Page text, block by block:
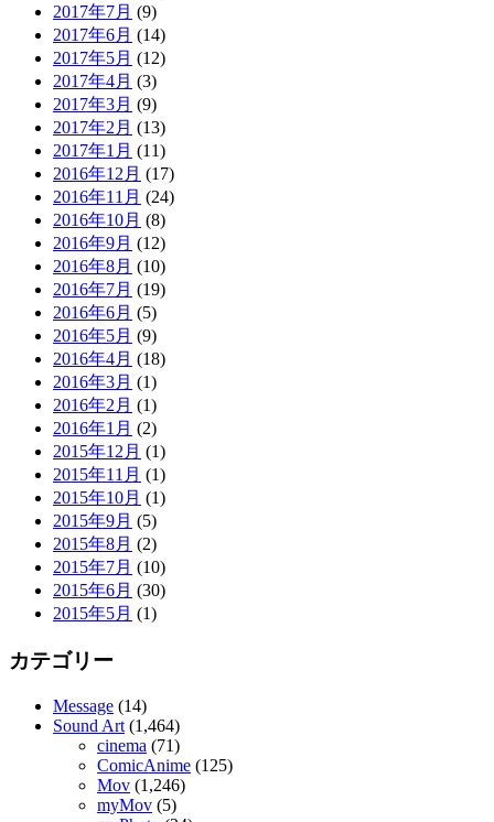
2017年7月 (9)
2017年6月 (14)
2017年5月 (12)
2017年4月 (3)
2017年3月 (9)
2017年2月 (13)
2017年1月 (11)
2016年12月 (17)
2016年11月 (24)
2016年10月 (8)
2016年9月 (12)
2016年8月 (10)
2016年7月 (19)
2016年6月 (5)
2016年5月 (9)
2016年4月 (18)
2016年3月 (1)
2016年2月 (1)
2016年1月 (2)
2015年12月 (1)
2015年11月 (1)
2015年10月 (1)
2015年9月 (5)
2015年8月 (2)
2015年7月 (10)
2015年6月 (30)
2015年5月 (1)
カテゴリー
Message (14)
Sound Art (1,464)
cinema (71)
ComicAnime (125)
Mov (1,246)
myMov (5)